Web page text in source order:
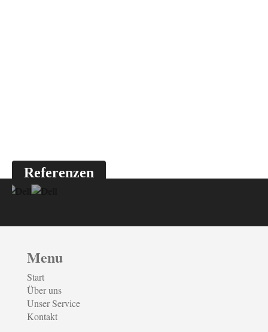
Referenzen
Menu
Start
Über uns
Unser Service
Kontakt